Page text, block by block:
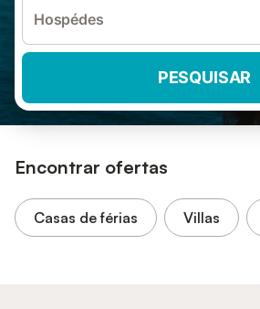
Hospédes
PESQUISAR
Encontrar ofertas
Casas de férias Villas